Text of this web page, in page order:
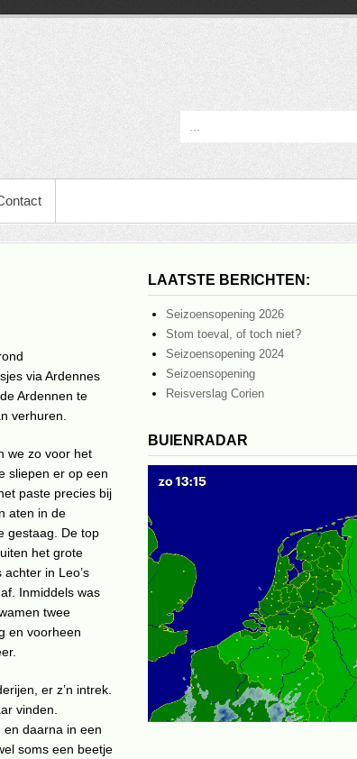
via Ardennes
Ardennen te
verhuren.
we zo voor het
sliepen er op een
paste precies bij
aten in de
gestaag. De top
het grote
in Leo’s
Inmiddels was
twee
en voorheen
er z’n intrek.
vinden.
en daarna in een
soms een beetje
LAATSTE BERICHTEN:
Seizoensopening 2026
Stom toeval, of toch niet?
Seizoensopening 2024
Seizoensopening
Reisverslag Corien
BUIENRADAR